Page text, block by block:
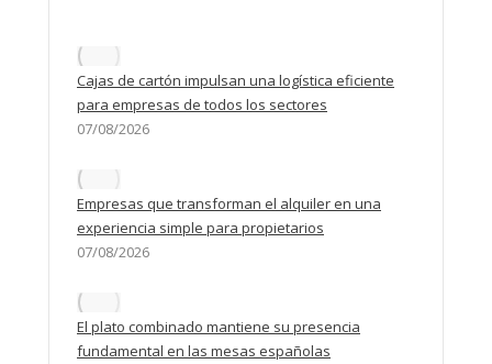
Cajas de cartón impulsan una logística eficiente
para empresas de todos los sectores
07/08/2026
Empresas que transforman el alquiler en una
experiencia simple para propietarios
07/08/2026
El plato combinado mantiene su presencia
fundamental en las mesas españolas